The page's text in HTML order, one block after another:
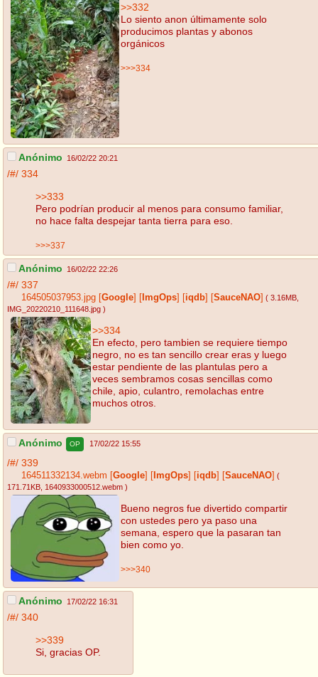
>>332
Lo siento anon últimamente solo
producimos plantas y abonos
orgánicos
>>>334
Anónimo 16/02/22 20:21
/#/ 334
>>333
Pero podrían producir al menos para consumo familiar,
no hace falta despejar tanta tierra para eso.
>>>337
Anónimo 16/02/22 22:26
/#/ 337
164505037953.jpg Google ImgOps iqdb SauceNAO ( 3.16MB
IMG_20220210_111648.jpg )
>>334
En efecto, pero tambien se requiere tiempo
negro, no es tan sencillo crear eras y luego
estar pendiente de las plantulas pero a
veces sembramos cosas sencillas como
chile, apio, culantro, remolachas entre
muchos otros.
Anónimo OP 17/02/22 15:55
/#/ 339
164511332134.webm Google ImgOps iqdb SauceNAO (
171.71KB , 1640933000512.webm )
Bueno negros fue divertido compartir
con ustedes pero ya paso una
semana, espero que la pasaran tan
bien como yo.
>>>340
Anónimo 17/02/22 16:31
/#/ 340
>>339
Si, gracias OP.